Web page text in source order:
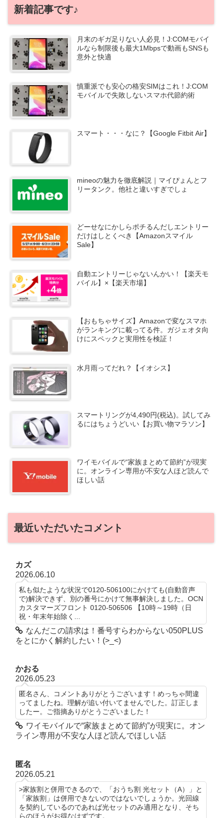
新着記事です♪
月末のギガ足りない人必見！J:COMモバイ
ルなら制限後も最大1Mbpsで動画もSNSも
意外と快適
慎重派でも安心の格安SIMはこれ！J:COM
モバイルで失敗しないスマホ代節約術
スマート・・・なに？【Google Fitbit Air】
mineoの魅力を徹底解説｜マイぴょんとフ
リータンク。他社と違いすぎでしょ
どーせなにかしらポチるんだしエントリー
だけはしとくべき【Amazonスマイル
Sale】
自動エントリーじゃないんかい！【楽天モ
バイル】×【楽天市場】
【おもちゃサイズ】Amazonで変なスマホ
がランキングに載ってる件。ガジェオタ向
けにスペックと実用性を検証！
水月雨ってだれ？【イオシス】
スマートリングが4,490円(税込)。試してみ
るにはちょうどいい【お買い物マラソン】
ワイモバイルで“家族まとめて節約”が現実
に。オンライン専用が不安な人ほど読んで
ほしい話
最近いただいたコメント
カズ
2026.06.10
私も似たような状況で0120-506100にかけても(自動音声
で)解決できず、別の番号にかけて無事解決しました。OCN
カスタマーズフロント 0120-506506 【10時～19時（日
祝・年末年始除く...
なんだこの請求は！番号すらわからない050PLUS
をとにかく解約したい！(>_<)
かおる
2026.05.23
匿名さん、コメントありがとうございます！めっちゃ間違
ってましたね。理解が追い付いてませんでした。訂正しま
したー。ご指摘ありがとうございました！
ワイモバイルで“家族まとめて節約”が現実に。オン
ライン専用が不安な人ほど読んでほしい話
匿名
2026.05.21
>家族割と併用できるので、「おうち割 光セット（A）」と
「家族割」は併用できないのではないでしょうか。光回線
を契約しているのであれば光セットのみ適用となり、そち
らのほうがお得なはずです。